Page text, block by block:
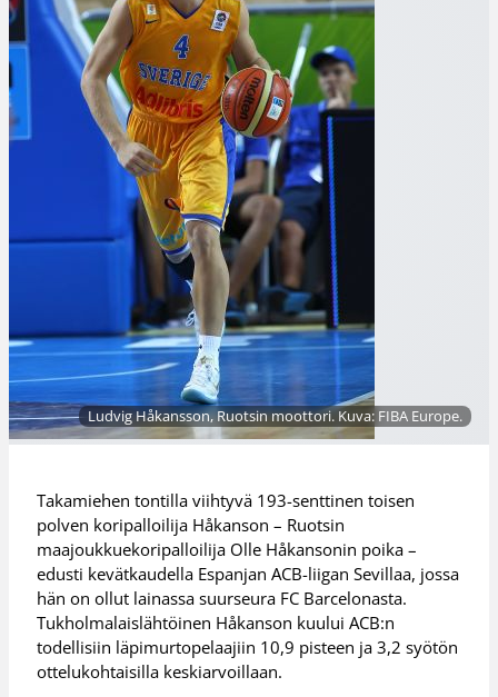
Ludvig Håkansson, Ruotsin moottori. Kuva: FIBA Europe.
Takamiehen tontilla viihtyvä 193-senttinen toisen
polven koripalloilija Håkanson – Ruotsin
maajoukkuekoripalloilija Olle Håkansonin poika –
edusti kevätkaudella Espanjan ACB-liigan Sevillaa, jossa
hän on ollut lainassa suurseura FC Barcelonasta.
Tukholmalaislähtöinen Håkanson kuului ACB:n
todellisiin läpimurtopelaajiin 10,9 pisteen ja 3,2 syötön
ottelukohtaisilla keskiarvoillaan.